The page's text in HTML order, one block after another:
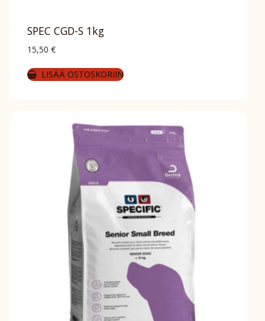
SPEC CGD-S 1kg
15,50 €
LISÄÄ OSTOSKORIIN